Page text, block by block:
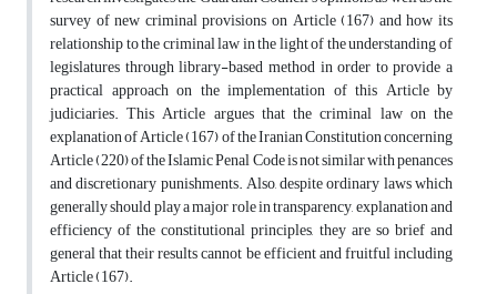
survey of new criminal provisions on Article (167) and how its
relationship to the criminal law in the light of the understanding of
legislatures through library-based method in order to provide a
practical approach on the implementation of this Article by
judiciaries. This Article argues that the criminal law on the
explanation of Article (167) of the Iranian Constitution concerning
Article (220) of the Islamic Penal Code is not similar with penances
and discretionary punishments. Also, despite ordinary laws which
generally should play a major role in transparency, explanation and
efficiency of the constitutional principles, they are so brief and
general that their results cannot be efficient and fruitful including
Article (167).